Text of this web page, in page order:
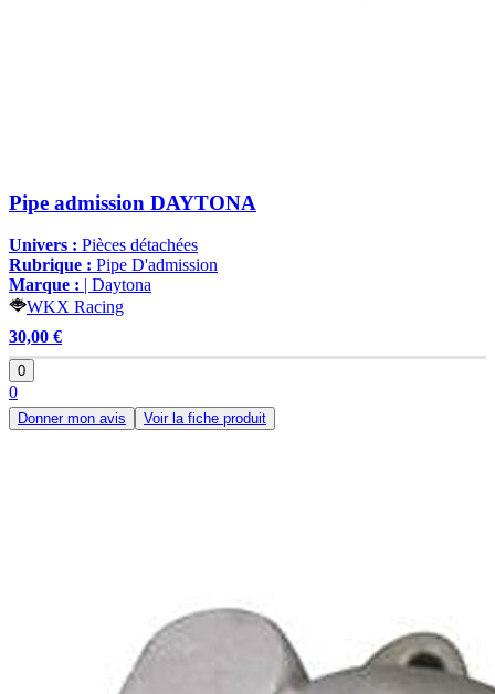
Pipe admission DAYTONA
Univers : Pièces détachées
Rubrique : Pipe D'admission
Marque : | Daytona
WKX Racing
30,00 €
0
0
Donner mon avis Voir la fiche produit